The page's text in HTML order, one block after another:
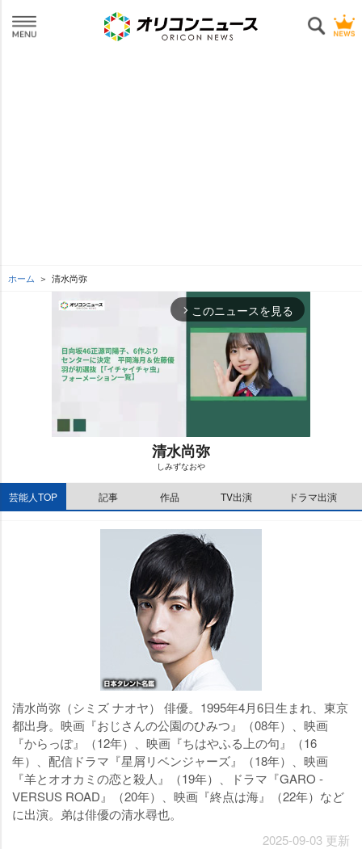
ホーム 清水尚弥
arrow_forward_ios このニュースを見る
M
t
e
清水尚弥
しみずなお
芸能人TOP 記事 作品 TV出演 ドラマ出演
清水尚弥（シミズ ナオヤ） 俳優。1995年4月6日生まれ、東京
都出身。映画『おじさんの公園のひみつ』（08年）、映画
『からっぽ』（12年）、映画『ちはやふる上の句』（16
年）、配信ドラマ『星屑リベンジャーズ』（18年）、映画
『羊とオオカミの恋と殺人』（19年）、ドラマ『GARO -
VERSUS ROAD』（20年）、映画『終点は海』（22年）など
に出演。弟は俳優の清水尋也。
2025-09-03 更新